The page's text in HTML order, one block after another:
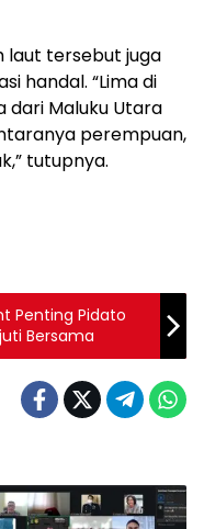
laut tersebut juga
handal. “Lima di
dari Maluku Utara
perempuan,
tutupnya.
Penting Pidato
Bersama